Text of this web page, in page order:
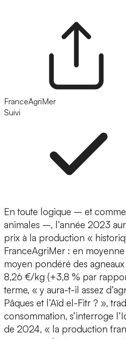
FranceAgriMer
Suivi
En toute logique – et
animales –, l’année 2023
prix à la production «
FranceAgriMer : en
moyen pondéré des
8,26 €/kg (+3,8 % par
terme, « y aura-t-il assez
Pâques et l’Aïd el-Fitr ? »,
consommation, s’interroge
de 2024, « la production